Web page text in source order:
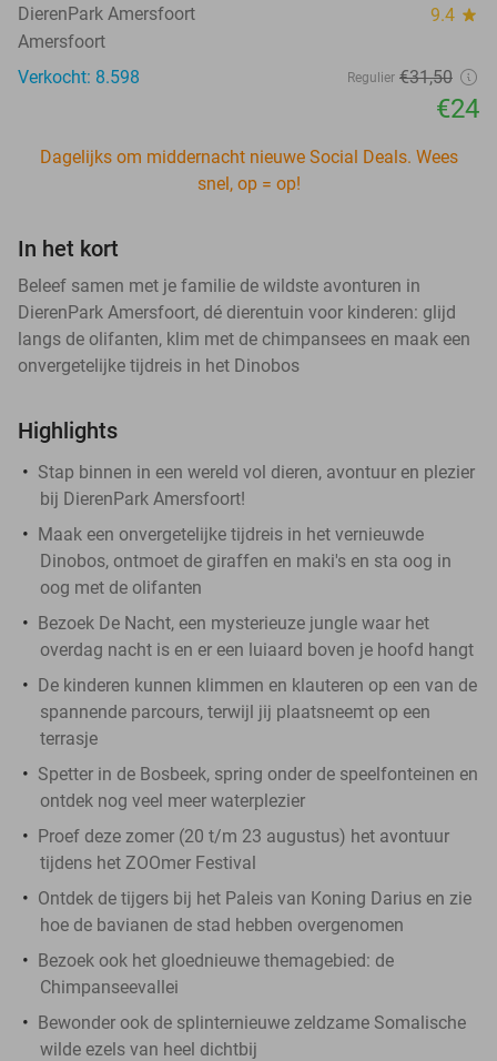
DierenPark Amersfoort 9.4 star
Amersfoort
Verkocht: 8.598
Regulier €31,50
€24
Dagelijks om middernacht nieuwe Social Deals. Wees
snel, op = op!
In het kort
Beleef samen met je familie de wildste avonturen in
DierenPark Amersfoort, dé dierentuin voor kinderen: glijd
langs de olifanten, klim met de chimpansees en maak een
onvergetelijke tijdreis in het Dinobos
Highlights
Stap binnen in een wereld vol dieren, avontuur en plezier
bij DierenPark Amersfoort!
Maak een onvergetelijke tijdreis in het vernieuwde
Dinobos, ontmoet de giraffen en maki's en sta oog in
oog met de olifanten
Bezoek De Nacht, een mysterieuze jungle waar het
overdag nacht is en er een luiaard boven je hoofd hangt
De kinderen kunnen klimmen en klauteren op een van de
spannende parcours, terwijl jij plaatsneemt op een
terrasje
Spetter in de Bosbeek, spring onder de speelfonteinen en
ontdek nog veel meer waterplezier
​Proef deze zomer (20 t/m 23 augustus) het avontuur
tijdens het ZOOmer Festival
Ontdek de tijgers bij het Paleis van Koning Darius en zie
hoe de bavianen de stad hebben overgenomen
Bezoek ook het gloednieuwe themagebied: de
Chimpanseevallei
Bewonder ook de splinternieuwe zeldzame Somalische
wilde ezels van heel dichtbij